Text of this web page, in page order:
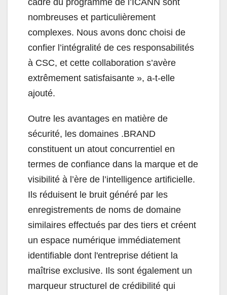
cadre du programme de l’ICANN sont
nombreuses et particulièrement
complexes. Nous avons donc choisi de
confier l’intégralité de ces responsabilités
à CSC, et cette collaboration s’avère
extrêmement satisfaisante », a-t-elle
ajouté.
Outre les avantages en matière de
sécurité, les domaines .BRAND
constituent un atout concurrentiel en
termes de confiance dans la marque et de
visibilité à l’ère de l’intelligence artificielle.
Ils réduisent le bruit généré par les
enregistrements de noms de domaine
similaires effectués par des tiers et créent
un espace numérique immédiatement
identifiable dont l'entreprise détient la
maîtrise exclusive. Ils sont également un
marqueur structurel de crédibilité qui